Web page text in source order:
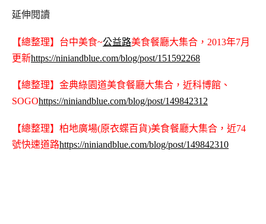
延伸閱讀
【總整理】台中美食~公益路美食餐廳大集合，2013年7月
更新https://niniandblue.com/blog/post/151592268
【總整理】金典綠園道美食餐廳大集合，近科博館、
SOGOhttps://niniandblue.com/blog/post/149842312
【總整理】柏地廣場(原衣蝶百貨)美食餐廳大集合，近74
號快速道路https://niniandblue.com/blog/post/149842310